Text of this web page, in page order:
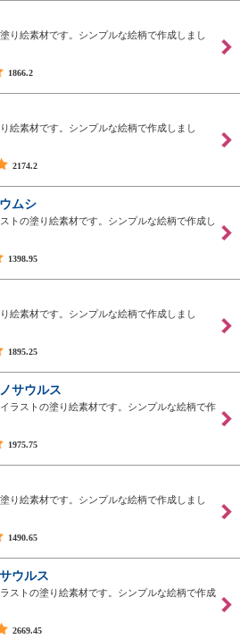
り絵素材です。シンプルな絵柄で作成しまし
1866.2
絵素材です。シンプルな絵柄で作成しまし
2174.2
ムシ
トの塗り絵素材です。シンプルな絵柄で作成し
1398.95
絵素材です。シンプルな絵柄で作成しまし
1895.25
サウルス
ラストの塗り絵素材です。シンプルな絵柄で作
1975.75
り絵素材です。シンプルな絵柄で作成しまし
1490.65
ウルス
ストの塗り絵素材です。シンプルな絵柄で作成
2669.45